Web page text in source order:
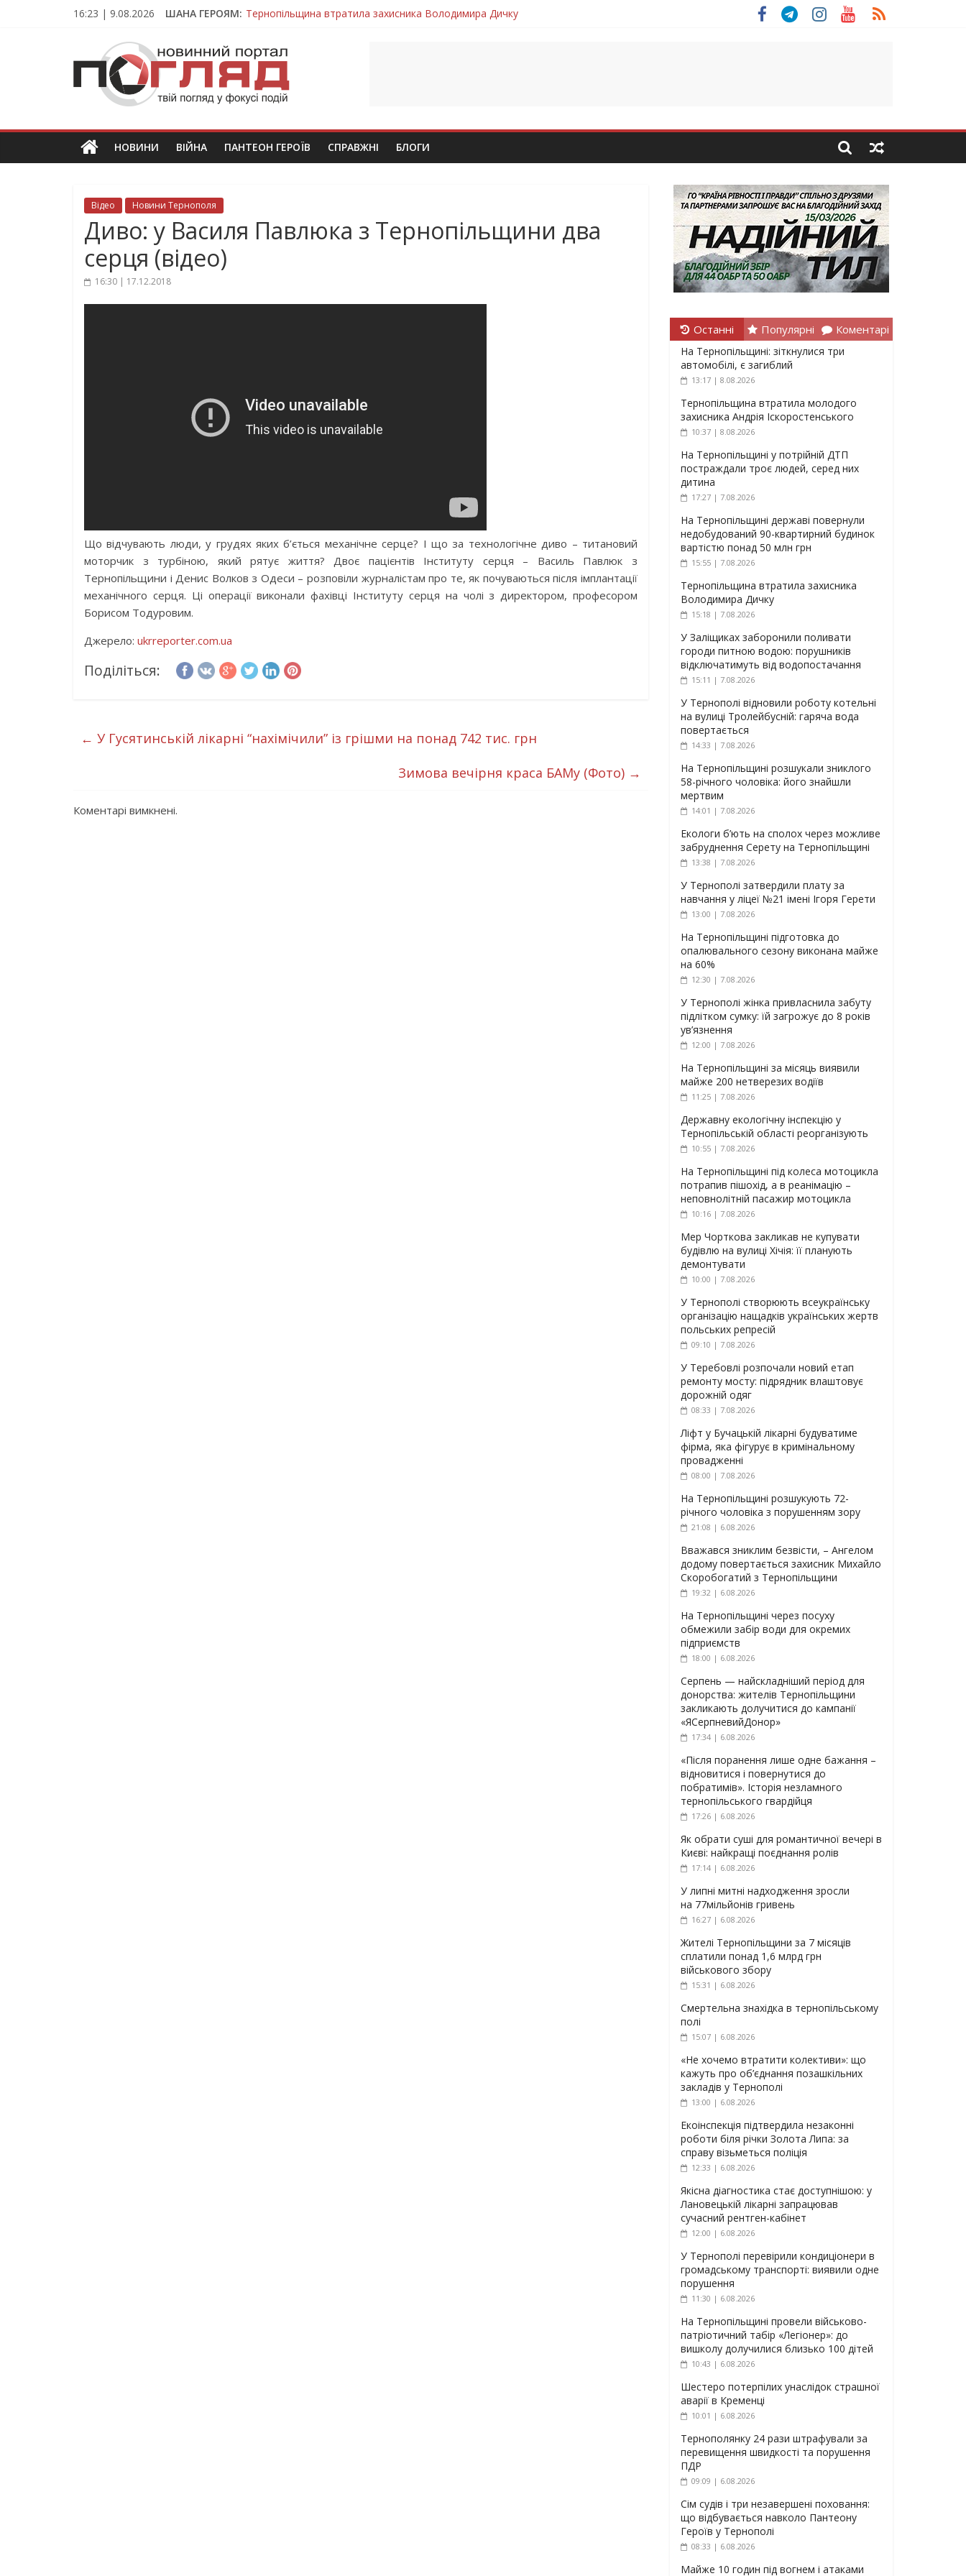
16:23 | 9.08.2026 ШАНА ГЕРОЯМ: Тернопільщина втратила захисника Володимира Дичку
На війні загинув молодий захисник Дмитро Березко з Тернопільщини
Тернопільщина втратила захисника Володимира Вельму
Тернопільщина втратила молодого захисника Андрія Іскоростенського
ПОГЛЯД
Новини
Тернополя.
новини
та
НОВИНИ ВІЙНА ПАНТЕОН ГЕРОЇВ СПРАВЖНІ БЛОГИ
Відео Новини Тернополя
Диво: у Василя Павлюка з Тернопільщини два
серця (відео)
16:30 | 17.12.2018
Що відчувають люди, у грудях яких б’ється механічне серце? І що за технологічне диво – титановий
моторчик з турбіною, який рятує життя? Двоє пацієнтів Інституту серця – Василь Павлюк з
Тернопільщини і Денис Волков з Одеси – розповіли журналістам про те, як почуваються після імплантації
механічного серця. Ці операції виконали фахівці Інституту серця на чолі з директором, професором
Борисом Тодуровим.
Джерело: ukrreporter.com.ua
Поділіться:
← У Гусятинській лікарні “нахімічили” із грішми на понад 742 тис. грн
Зимова вечірня краса БАМу (Фото) →
Коментарі вимкнені.
Останні Популярні Коментарі
На Тернопільщині: зіткнулися три
автомобілі, є загиблий
13:17 | 8.08.2026
Тернопільщина втратила молодого
захисника Андрія Іскоростенського
10:37 | 8.08.2026
На Тернопільщині у потрійній ДТП
постраждали троє людей, серед них
дитина
17:27 | 7.08.2026
На Тернопільщині державі повернули
недобудований 90-квартирний будинок
вартістю понад 50 млн грн
15:55 | 7.08.2026
Тернопільщина втратила захисника
Володимира Дичку
15:18 | 7.08.2026
У Заліщиках заборонили поливати
городи питною водою: порушників
відключатимуть від водопостачання
15:11 | 7.08.2026
У Тернополі відновили роботу котельні
на вулиці Тролейбусній: гаряча вода
повертається
14:33 | 7.08.2026
На Тернопільщині розшукали зниклого
58-річного чоловіка: його знайшли
мертвим
14:01 | 7.08.2026
Екологи б’ють на сполох через можливе
забруднення Серету на Тернопільщині
13:38 | 7.08.2026
У Тернополі затвердили плату за
навчання у ліцеї №21 імені Ігоря Герети
13:00 | 7.08.2026
На Тернопільщині підготовка до
опалювального сезону виконана майже
на 60%
12:30 | 7.08.2026
У Тернополі жінка привласнила забуту
підлітком сумку: їй загрожує до 8 років
ув’язнення
12:00 | 7.08.2026
На Тернопільщині за місяць виявили
майже 200 нетверезих водіїв
11:25 | 7.08.2026
Державну екологічну інспекцію у
Тернопільській області реорганізують
10:55 | 7.08.2026
На Тернопільщині під колеса мотоцикла
потрапив пішохід, а в реанімацію –
неповнолітній пасажир мотоцикла
10:16 | 7.08.2026
Мер Чорткова закликав не купувати
будівлю на вулиці Хічія: її планують
демонтувати
10:00 | 7.08.2026
У Тернополі створюють всеукраїнську
організацію нащадків українських жертв
польських репресій
09:10 | 7.08.2026
У Теребовлі розпочали новий етап
ремонту мосту: підрядник влаштовує
дорожній одяг
08:33 | 7.08.2026
Ліфт у Бучацькій лікарні будуватиме
фірма, яка фігурує в кримінальному
провадженні
08:00 | 7.08.2026
На Тернопільщині розшукують 72-
річного чоловіка з порушенням зору
21:08 | 6.08.2026
Вважався зниклим безвісти, – Ангелом
додому повертається захисник Михайло
Скоробогатий з Тернопільщини
19:32 | 6.08.2026
На Тернопільщині через посуху
обмежили забір води для окремих
підприємств
18:00 | 6.08.2026
Серпень — найскладніший період для
донорства: жителів Тернопільщини
закликають долучитися до кампанії
«ЯСерпневийДонор»
17:34 | 6.08.2026
«Після поранення лише одне бажання –
відновитися і повернутися до
побратимів». Історія незламного
тернопільського гвардійця
17:26 | 6.08.2026
Як обрати суші для романтичної вечері в
Києві: найкращі поєднання ролів
17:14 | 6.08.2026
У липні митні надходження зросли
на 77мільйонів гривень
16:27 | 6.08.2026
Жителі Тернопільщини за 7 місяців
сплатили понад 1,6 млрд грн
військового збору
15:31 | 6.08.2026
Смертельна знахідка в тернопільському
полі
15:07 | 6.08.2026
«Не хочемо втратити колективи»: що
кажуть про об’єднання позашкільних
закладів у Тернополі
13:00 | 6.08.2026
Екоінспекція підтвердила незаконні
роботи біля річки Золота Липа: за
справу візьметься поліція
12:33 | 6.08.2026
Якісна діагностика стає доступнішою: у
Лановецькій лікарні запрацював
сучасний рентген-кабінет
12:00 | 6.08.2026
У Тернополі перевірили кондиціонери в
громадському транспорті: виявили одне
порушення
11:30 | 6.08.2026
На Тернопільщині провели військово-
патріотичний табір «Легіонер»: до
вишколу долучилися близько 100 дітей
10:43 | 6.08.2026
Шестеро потерпілих унаслідок страшної
аварії в Кременці
10:01 | 6.08.2026
Тернополянку 24 рази штрафували за
перевищення швидкості та порушення
ПДР
09:09 | 6.08.2026
Сім судів і три незавершені поховання:
що відбувається навколо Пантеону
Героїв у Тернополі
08:33 | 6.08.2026
Майже 10 годин під вогнем і атаками